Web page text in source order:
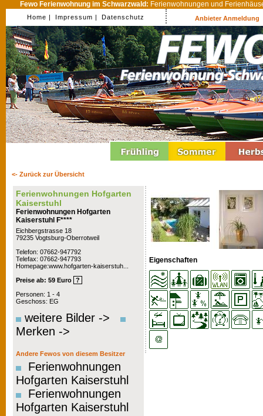
Fewo Ferienwohnung im Schwarzwald: Ferienwohnungen und
Home | Impressum | Datenschutz Anbieter Anmeldung
<- Zurück zur Übersicht
Ferienwohnungen Hofgarten
Kaiserstuhl
Ferienwohnungen Hofgarten
Kaiserstuhl F****
Eichbergstrasse 18
79235 Vogtsburg-Oberrotweil
Telefon: 07662-947792
Telefax: 07662-947793
Homepage:www.hofgarten-kaiserstuh...
Preise ab: 59 Euro ?
Personen: 1 - 4
Geschoss: EG
weitere Bilder ->
Merken ->
Andere Fewos von diesem Besitzer
Ferienwohnungen
Hofgarten Kaiserstuhl
Ferienwohnungen
Hofgarten Kaiserstuhl
Eigenschaften